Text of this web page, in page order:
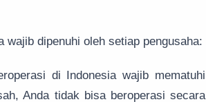
wajib dipenuhi oleh setiap pengusaha:
di Indonesia wajib mematuhi
Anda tidak bisa beroperasi secara